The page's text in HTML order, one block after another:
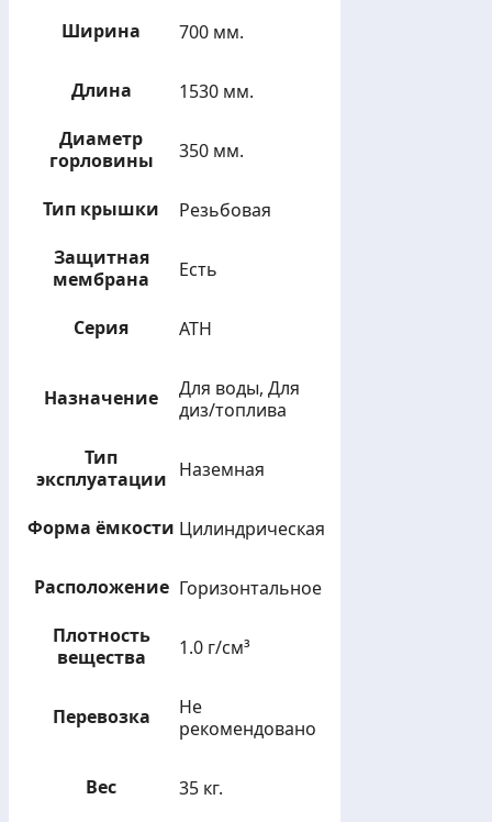
Ширина 700 мм.
Длина
1530 мм.
Диаметр
горловины
350 мм.
Тип крышки
Резьбовая
Защитная
мембрана
Есть
Серия АТH
Назначение
Для воды, Для
диз/топлива
Тип
эксплуатации Наземная
Форма ёмкости Цилиндрическая
Расположение Горизонтальное
Плотность
вещества
1.0 г/см³
Перевозка
Не
рекомендовано
Вес 35 кг.